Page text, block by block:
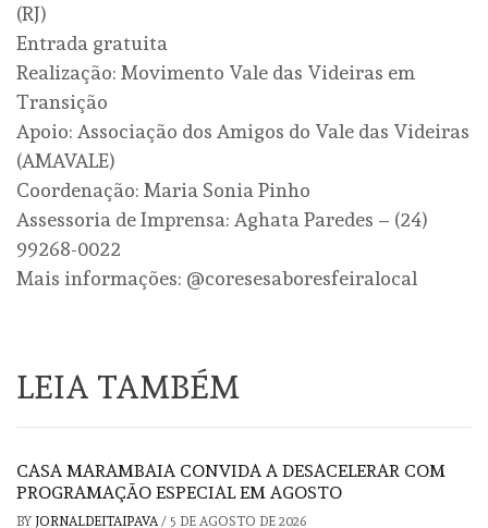
(RJ)
Entrada gratuita
Realização: Movimento Vale das Videiras em
Transição
Apoio: Associação dos Amigos do Vale das Videiras
(AMAVALE)
Coordenação: Maria Sonia Pinho
Assessoria de Imprensa: Aghata Paredes – (24)
99268-0022
Mais informações: @coresesaboresfeiralocal
LEIA TAMBÉM
CASA MARAMBAIA CONVIDA A DESACELERAR COM
PROGRAMAÇÃO ESPECIAL EM AGOSTO
BY JORNALDEITAIPAVA / 5 DE AGOSTO DE 2026